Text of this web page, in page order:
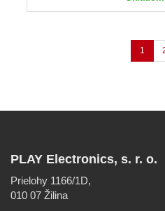
1
PLAY Electronics, s. r. o.
Prielohy 1166/1D,
010 07 Žilina